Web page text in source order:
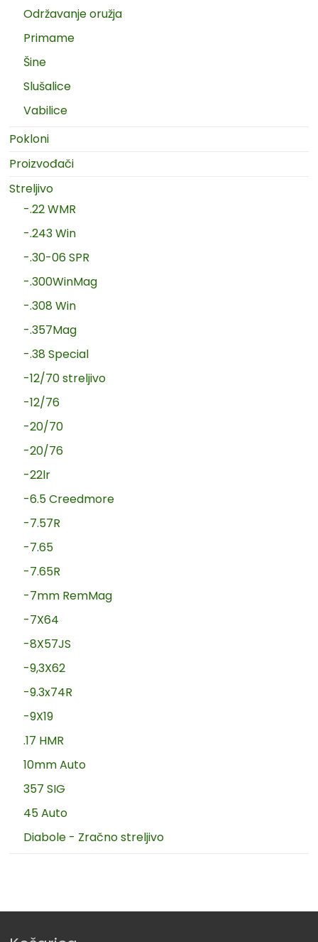
Održavanje oružja
Primame
Šine
Slušalice
Vabilice
Pokloni
Proizvođači
Streljivo
-.22 WMR
-.243 Win
-.30-06 SPR
-.300WinMag
-.308 Win
-.357Mag
-.38 Special
-12/70 streljivo
-12/76
-20/70
-20/76
-22lr
-6.5 Creedmore
-7.57R
-7.65
-7.65R
-7mm RemMag
-7X64
-8X57JS
-9,3X62
-9.3x74R
-9X19
.17 HMR
10mm Auto
357 SIG
45 Auto
Diabole - Zračno streljivo